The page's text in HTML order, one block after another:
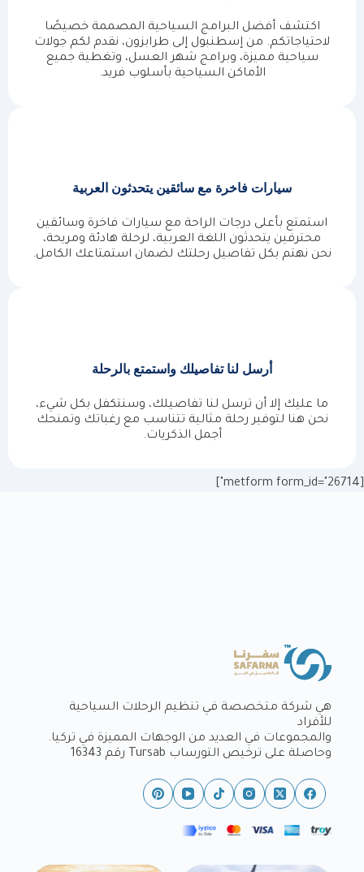
اكتشف أفضل البرامج السياحية المصممة خصيصًا
لاحتياجاتكم. من إسطنبول إلى طرابزون، نقدم لكم جولات
سياحية مميزة، وبرامج شهر العسل، وتغطية جميع
الأماكن السياحية بأسلوب فريد.
سيارات فاخرة مع سائقين يتحدثون العربية
استمتع بأعلى درجات الراحة مع سيارات فاخرة وسائقين
محترفين يتحدثون اللغة العربية، لرحلة هادئة ومريحة،
نحن نهتم بكل تفاصيل رحلتك لضمان استمتاعك الكامل.
أرسل لنا تفاصيلك واستمتع بالرحلة
ما عليك إلا أن ترسل لنا تفاصيلك، وسنتكفل بكل شيء،
نحن هنا لتوفير رحلة مثالية تتناسب مع رغباتك وتمنحك
أجمل الذكريات.
[metform form_id="26714"]
هي شركة متخصصة في تنظيم الرحلات السياحية
للأفراد
والمجموعات في العديد من الوجهات المميزة في تركيا.
وحاصلة على ترخيص التورساب Tursab رقم 16343